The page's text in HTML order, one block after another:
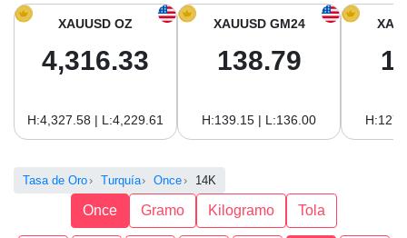
Precio del Oro hoy en América del sur
XAUUSD OZ
4,316.33
H:4,327.58 | L:4,229.61
XAUUSD GM24
138.79
H:139.15 | L:136.00
Tasa de Oro Turquía Once 14K
Once Gramo Kilogramo Tola